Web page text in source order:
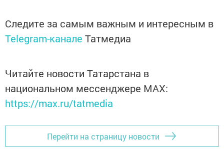
Следите за самым важным и интересным в
Telegram-канале Татмедиа
Читайте новости Татарстана в
национальном мессенджере MАХ:
https://max.ru/tatmedia
Перейти на страницу новости